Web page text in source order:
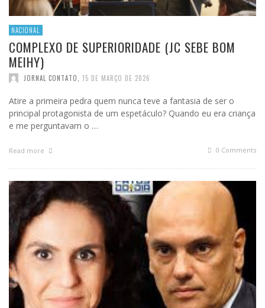
NACIONAL
COMPLEXO DE SUPERIORIDADE (JC SEBE BOM
MEIHY)
JORNAL CONTATO, 15 DE MARÇO DE 2026
Atire a primeira pedra quem nunca teve a fantasia de ser o
principal protagonista de um espetáculo? Quando eu era criança
e me perguntavam o …
Read more 0 Comments